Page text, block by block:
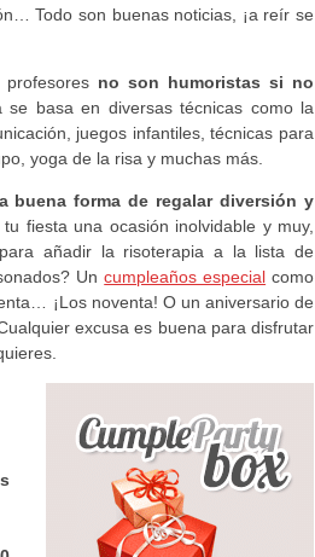
Todo son buenas noticias, ¡a reír se
no son humoristas si no
se basa en diversas técnicas como la
juegos infantiles, técnicas para
yoga de la risa y muchas más.
buena forma de regalar diversión y
fiesta una ocasión inolvidable y muy,
añadir la risoterapia a la lista de
Uncumpleaños especial como
¡Los noventa! O un aniversario de
excusa es buena para disfrutar